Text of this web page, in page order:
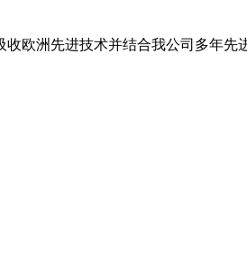
欧洲先进技术并结合我公司多年